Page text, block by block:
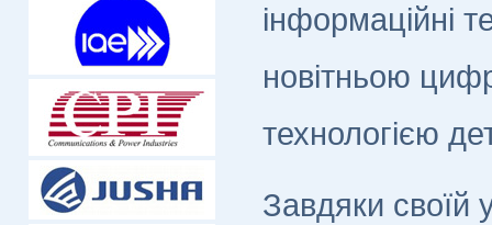
інформаційні
новітньою
технологією
Завдяки своїй